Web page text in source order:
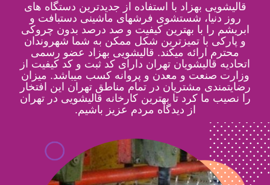
قالیشویی بهزاد با استفاده از جدیدترین دستگاه های
روز دنیا، شستشوی فرشهای ماشینی دستبافت و
ابریشم را با بهترین کیفیت و صد درصد بدون چروکی
و پارکی با تمیزترین شکل ممکن به شما شهروندان
محترم ارائه میکند. قالیشویی بهزاد عضو رسمی
اتحادیه قالیشویان تهران دارای کد ثبت و کد کیفیت از
وزارت صنعت و معدن و پروانه کسب میباشد. میزان
رضایتمندی مشتریان در تمام مناطق تهران این افتخار
را نصیب ما کرد تا بهترین کارخانه قالیشویی در تهران
از دیدگاه مردم عزیز باشیم.